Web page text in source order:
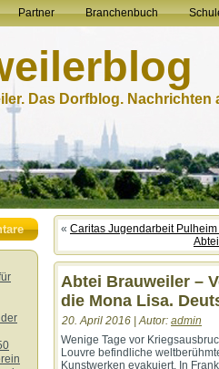
Partner Branchenbuch
Das Dorfblog. Nachrichten
« Caritas Jugendarbeit
Abtei Brauweiler –
die Mona Lisa.
20. April 2016 | Autor: admin
Wenige Tage vor
Louvre befindliche
Kunstwerken evakuiert. In